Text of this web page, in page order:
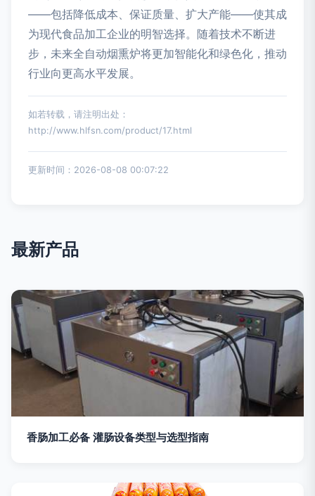
——包括降低成本、保证质量、扩大产能——使其成
为现代食品加工企业的明智选择。随着技术不断进
步，未来全自动烟熏炉将更加智能化和绿色化，推动
行业向更高水平发展。
如若转载，请注明出处：
http://www.hlfsn.com/product/17.html
更新时间：2026-08-08 00:07:22
最新产品
香肠加工必备 灌肠设备类型与选型指南